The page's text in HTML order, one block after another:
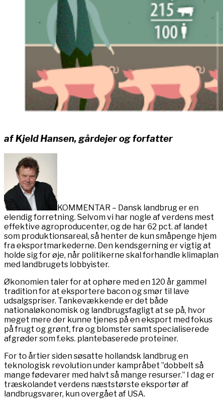
af Kjeld Hansen, gårdejer og forfatter
KOMMENTAR – Dansk landbrug er en
elendig forretning. Selvom vi har nogle af verdens mest
effektive agroproducenter, og de har 62 pct. af landet
som produktionsareal, så henter de kun småpenge hjem
fra eksportmarkederne. Den kendsgerning er vigtig at
holde sig for øje, når politikerne skal forhandle klimaplan
med landbrugets lobbyister.
Økonomien taler for at ophøre med en 120 år gammel
tradition for at eksportere bacon og smør til lave
udsalgspriser. Tankevækkende er det både
nationaløkonomisk og landbrugsfagligt at se på, hvor
meget mere der kunne tjenes på en eksport med fokus
på frugt og grønt, frø og blomster samt specialiserede
afgrøder som f.eks. plantebaserede proteiner.
For to årtier siden søsatte hollandsk landbrug en
teknologisk revolution under kampråbet ”dobbelt så
mange fødevarer med halvt så mange resurser.” I dag er
træskolandet verdens næststørste eksportør af
landbrugsvarer, kun overgået af USA.